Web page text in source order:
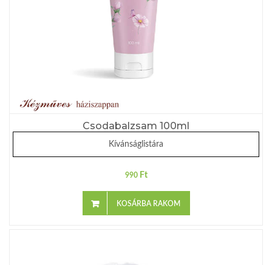
Csodabalzsam 100ml
Kívánságlistára
990 Ft
KOSÁRBA RAKOM